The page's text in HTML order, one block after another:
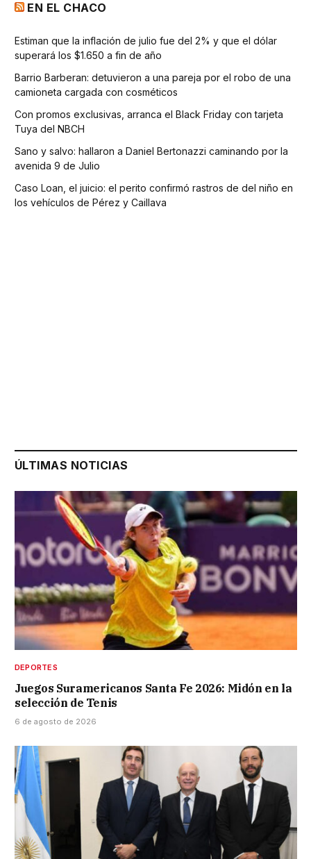
EN EL CHACO
Estiman que la inflación de julio fue del 2% y que el dólar
superará los $1.650 a fin de año
Barrio Barberan: detuvieron a una pareja por el robo de una
camioneta cargada con cosméticos
Con promos exclusivas, arranca el Black Friday con tarjeta
Tuya del NBCH
Sano y salvo: hallaron a Daniel Bertonazzi caminando por la
avenida 9 de Julio
Caso Loan, el juicio: el perito confirmó rastros de del niño en
los vehículos de Pérez y Caillava
ÚLTIMAS NOTICIAS
DEPORTES
Juegos Suramericanos Santa Fe 2026: Midón en la
selección de Tenis
6 de agosto de 2026